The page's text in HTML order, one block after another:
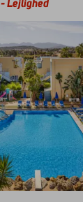
-Lejlighed